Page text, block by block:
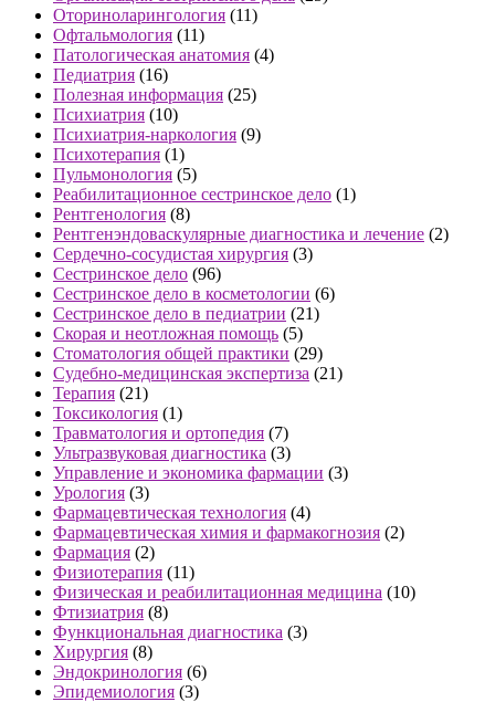
Оториноларингология (11)
Офтальмология (11)
Патологическая анатомия (4)
Педиатрия (16)
Полезная информация (25)
Психиатрия (10)
Психиатрия-наркология (9)
Психотерапия (1)
Пульмонология (5)
Реабилитационное сестринское дело (1)
Рентгенология (8)
Рентгенэндоваскулярные диагностика и лечение (2)
Сердечно-сосудистая хирургия (3)
Сестринское дело (96)
Сестринское дело в косметологии (6)
Сестринское дело в педиатрии (21)
Скорая и неотложная помощь (5)
Стоматология общей практики (29)
Судебно-медицинская экспертиза (21)
Терапия (21)
Токсикология (1)
Травматология и ортопедия (7)
Ультразвуковая диагностика (3)
Управление и экономика фармации (3)
Урология (3)
Фармацевтическая технология (4)
Фармацевтическая химия и фармакогнозия (2)
Фармация (2)
Физиотерапия (11)
Физическая и реабилитационная медицина (10)
Фтизиатрия (8)
Функциональная диагностика (3)
Хирургия (8)
Эндокринология (6)
Эпидемиология (3)